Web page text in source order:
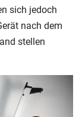
sich jedoch
nach dem
stellen